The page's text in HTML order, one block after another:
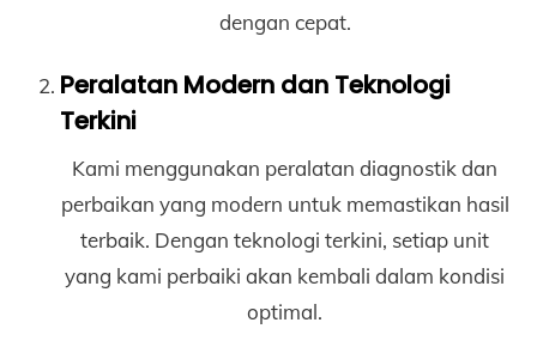
dengan cepat.
Peralatan Modern dan Teknologi
Terkini
Kami menggunakan peralatan diagnostik dan
perbaikan yang modern untuk memastikan hasil
terbaik. Dengan teknologi terkini, setiap unit
yang kami perbaiki akan kembali dalam kondisi
optimal.